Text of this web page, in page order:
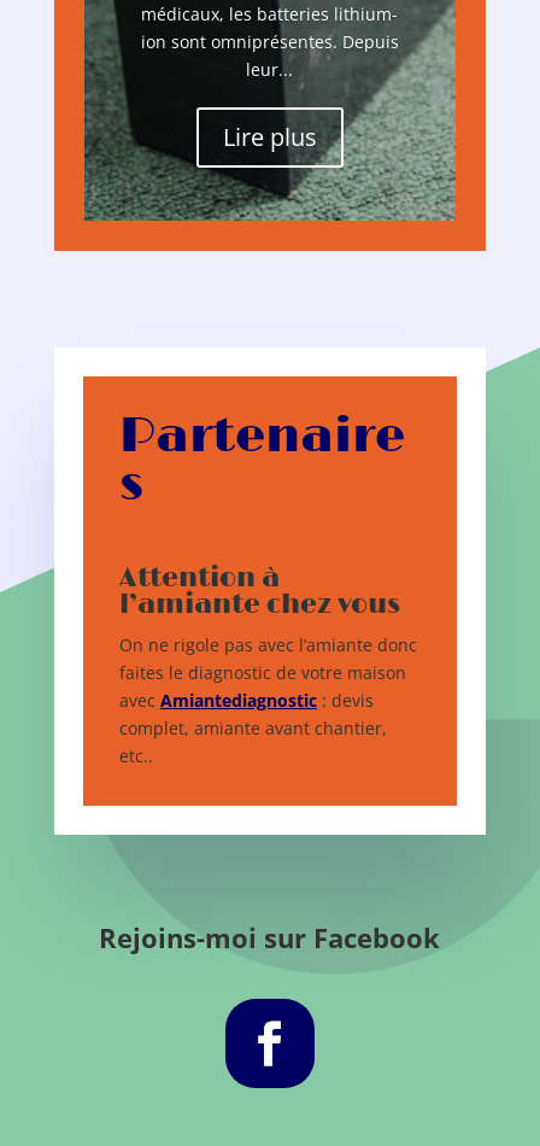
médicaux, les batteries lithium-
ion sont omniprésentes. Depuis
leur...
Lire plus
Partenaire
s
Attention à
l’amiante chez vous
On ne rigole pas avec l’amiante donc
faites le diagnostic de votre maison
avec Amiantediagnostic: devis
complet, amiante avant chantier,
etc..
Rejoins-moi sur Facebook